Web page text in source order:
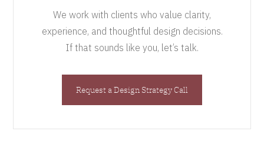
We work with clients who value clarity,
experience, and thoughtful design decisions.
If that sounds like you, let’s talk.
Request a Design Strategy Call